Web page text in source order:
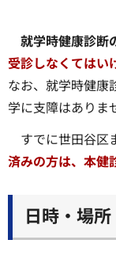
就学時健康診断
受診しなくてはい
なお、就学時健康
学に支障はありま
すでに世田谷区
済みの方は、本健
日時・場所